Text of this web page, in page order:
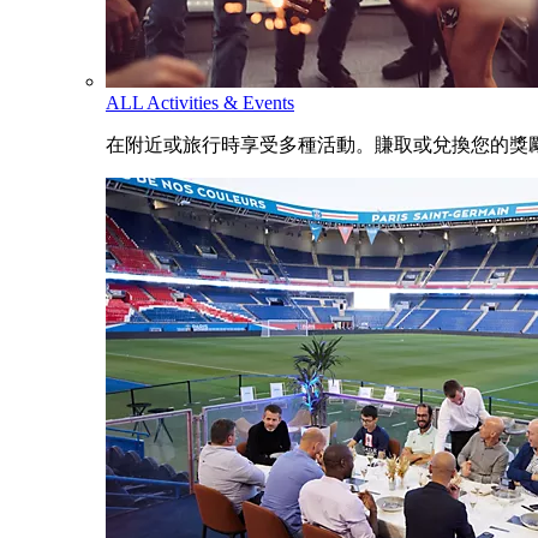
ALL Activities & Events
在附近或旅行時享受多種活動。賺取或兌換您的獎